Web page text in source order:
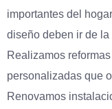
importantes del
diseño deben ir de la
Realizamos
personalizadas que
Renovamos